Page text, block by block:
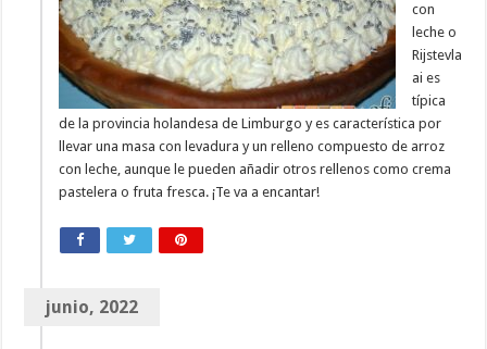
con
leche o
Rijstevla
ai es
típica
de la provincia holandesa de Limburgo y es característica por
llevar una masa con levadura y un relleno compuesto de arroz
con leche, aunque le pueden añadir otros rellenos como crema
pastelera o fruta fresca. ¡Te va a encantar!
junio, 2022